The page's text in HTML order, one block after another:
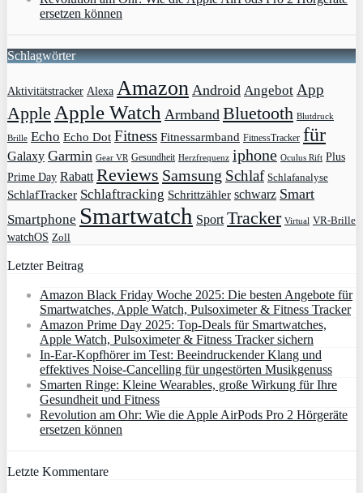
ersetzen können
Schlagwörter
Aktivitätstracker Alexa Amazon Android Angebot App
Apple Apple Watch Armband Bluetooth Blutdruck
Brille Echo Echo Dot Fitness Fitnessarmband FitnessTracker für
Galaxy Garmin Gear VR Gesundheit Herzfrequenz iphone Oculus Rift Plus
Prime Day Rabatt Reviews Samsung Schlaf Schlafanalyse
SchlafTracker Schlaftracking Schrittzähler schwarz Smart
Smartphone Smartwatch Sport Tracker Virtual VR-Brille
watchOS Zoll
Letzter Beitrag
Amazon Black Friday Woche 2025: Die besten Angebote für
Smartwatches, Apple Watch, Pulsoximeter & Fitness Tracker
Amazon Prime Day 2025: Top-Deals für Smartwatches,
Apple Watch, Pulsoximeter & Fitness Tracker sichern
In-Ear-Kopfhörer im Test: Beeindruckender Klang und
effektives Noise-Cancelling für ungestörten Musikgenuss
Smarten Ringe: Kleine Wearables, große Wirkung für Ihre
Gesundheit und Fitness
Revolution am Ohr: Wie die Apple AirPods Pro 2 Hörgeräte
ersetzen können
Letzte Kommentare